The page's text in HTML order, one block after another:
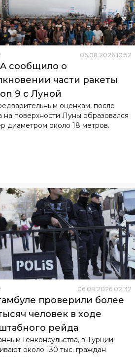
06.08.2026 10:52
сообщило о
части ракеты
9 с Луной
оценкам, после
диаметром около 18 метров.
06 . 2026 02 :32
проверили более
человек в ходе
рейда
Генконсульства, в Турции
около 130 тыс. граждан